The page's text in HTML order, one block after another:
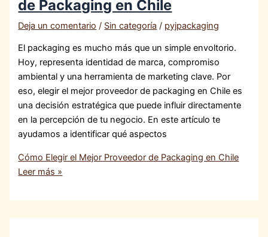
de Packaging en Chile
Deja un comentario / Sin categoría / pyjpackaging
El packaging es mucho más que un simple envoltorio.
Hoy, representa identidad de marca, compromiso
ambiental y una herramienta de marketing clave. Por
eso, elegir el mejor proveedor de packaging en Chile es
una decisión estratégica que puede influir directamente
en la percepción de tu negocio. En este artículo te
ayudamos a identificar qué aspectos
Cómo Elegir el Mejor Proveedor de Packaging en Chile
Leer más »